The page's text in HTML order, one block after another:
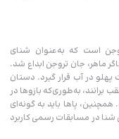
است که به‌عنوان شنای
ماهر، جان تروجن ابداع شد.
در آب قرار گیرد. دستان
برانند، به‌طوری‌که بازوها در
پاها باید به گونه‌ای
شنا در مسابقات رسمی کاربرد